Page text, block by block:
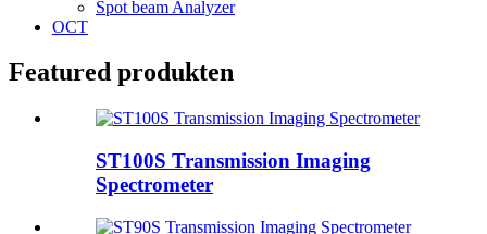
Spot beam Analyzer
OCT
Featured produkten
ST100S Transmission Imaging
Spectrometer